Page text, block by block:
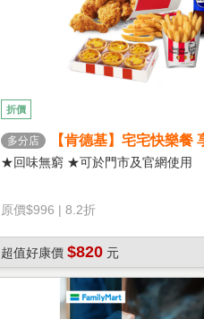
折價
多分店 【肯德基】宅宅快樂餐
★回味無窮 ★可於門市及官網使用
原價$996 | 8.2折
超值好康價 $820 元